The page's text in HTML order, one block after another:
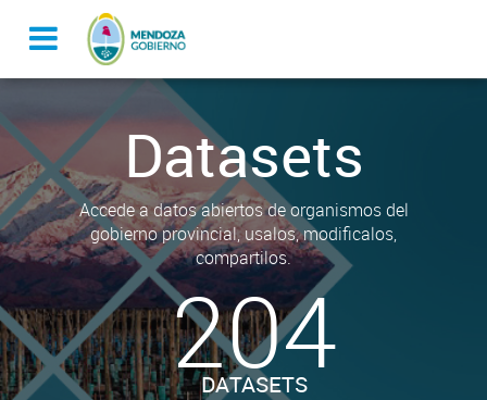
Datasets
Accede a datos abiertos de organismos del
gobierno provincial, usalos, modificalos,
compartilos.
204
DATASETS